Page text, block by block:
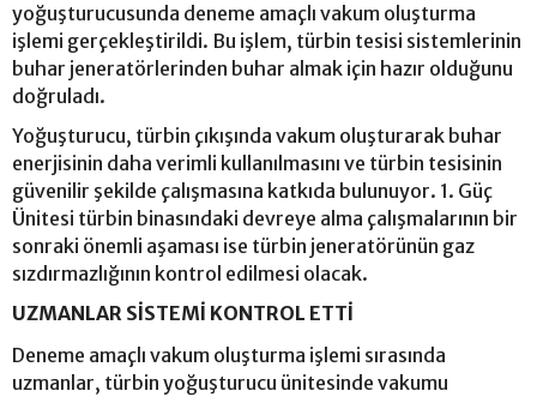
yoğuşturucusunda deneme amaçlı vakum oluşturma
işlemi gerçekleştirildi. Bu işlem, türbin tesisi sistemlerinin
buhar jeneratörlerinden buhar almak için hazır olduğunu
doğruladı.
Yoğuşturucu, türbin çıkışında vakum oluşturarak buhar
enerjisinin daha verimli kullanılmasını ve türbin tesisinin
güvenilir şekilde çalışmasına katkıda bulunuyor. 1. Güç
Ünitesi türbin binasındaki devreye alma çalışmalarının bir
sonraki önemli aşaması ise türbin jeneratörünün gaz
sızdırmazlığının kontrol edilmesi olacak.
UZMANLAR SİSTEMİ KONTROL ETTİ
Deneme amaçlı vakum oluşturma işlemi sırasında
uzmanlar, türbin yoğuşturucu ünitesinde vakumu